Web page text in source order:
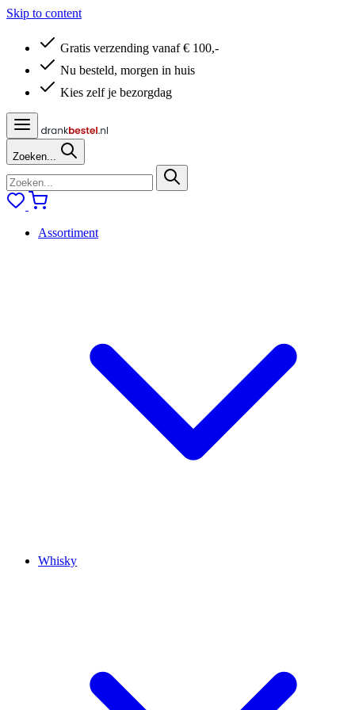
Skip to content
Gratis verzending vanaf € 100,-
Nu besteld, morgen in huis
Kies zelf je bezorgdag
Zoeken...
Assortiment
Whisky